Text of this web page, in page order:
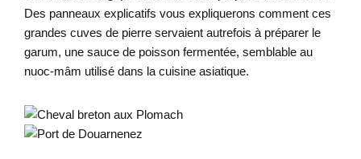
Des panneaux explicatifs vous expliquerons comment ces
grandes cuves de pierre servaient autrefois à préparer le
garum, une sauce de poisson fermentée, semblable au
nuoc-mâm utilisé dans la cuisine asiatique.